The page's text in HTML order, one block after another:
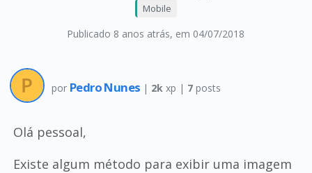
Publicado 8 anos atrás, em 04/07/2018
Mobile
por Pedro Nunes | 2k xp | 7posts
Olá pessoal,
Existe algum método para exibir uma imagem